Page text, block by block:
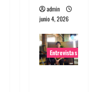
admin
junio 4, 2026
Entrevistas